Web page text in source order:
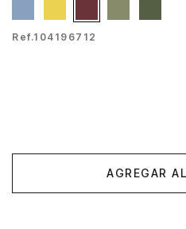
Ref.104196712
AGREGAR